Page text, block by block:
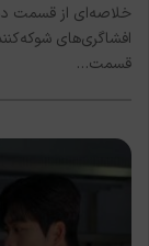
خلاصه‌ای از قسمت
افشاگری‌های
قسمت…